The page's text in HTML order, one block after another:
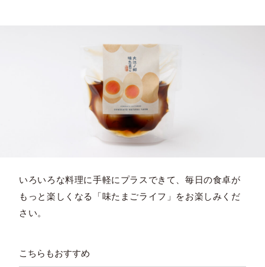
いろいろな料理に手軽にプラスできて、毎日の食卓が
もっと楽しくなる「味たまごライフ」をお楽しみくだ
さい。
こちらもおすすめ